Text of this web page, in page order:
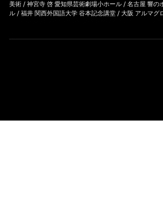
美術 / 神宮寺 啓 愛知県芸術劇場小ホール / 名古屋 響のホ
ル / 福井 関西外国語大学 谷本記念講堂 / 大阪 アルマグロ